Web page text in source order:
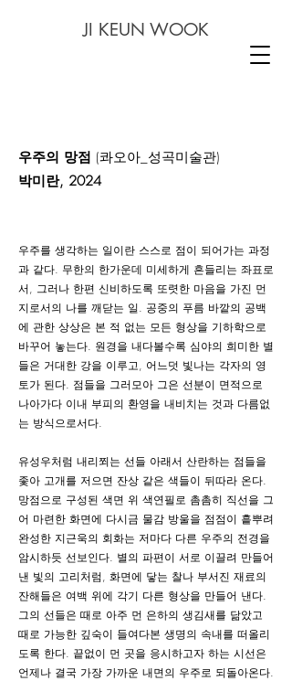
JI KEUN WOOK
우주의 망점 (콰오아_성곡미술관)
박미란, 2024
우주를 생각하는 일이란 스스로 점이 되어가는 과정
과 같다. 무한의 한가운데 미세하게 흔들리는 좌표로
서, 그러나 한편 신비하도록 또렷한 마음을 가진 먼
지로서의 나를 깨닫는 일. 공중의 푸름 바깥의 공백
에 관한 상상은 본 적 없는 모든 형상을 기하학으로
바꾸어 놓는다. 원경을 내다볼수록 심야의 희미한 별
들은 거대한 강을 이루고, 어느덧 빛나는 각자의 영
토가 된다. 점들을 그러모아 그은 선분이 면적으로
나아가다 이내 부피의 환영을 내비치는 것과 다름없
는 방식으로서다.
유성우처럼 내리쬐는 선들 아래서 산란하는 점들을
좇아 고개를 저으면 잔상 같은 색들이 뒤따라 온다.
망점으로 구성된 색면 위 색연필로 촘촘히 직선을 그
어 마련한 화면에 다시금 물감 방울을 점점이 흩뿌려
완성한 지근욱의 회화는 저마다 다른 우주의 전경을
암시하듯 선보인다. 별의 파편이 서로 이끌려 만들어
낸 빛의 고리처럼, 화면에 닿는 찰나 부서진 재료의
잔해들은 여백 위에 각기 다른 형상을 만들어 낸다.
그의 선들은 때로 아주 먼 은하의 생김새를 닮았고
때로 가능한 깊숙이 들여다본 생명의 속내를 떠올리
도록 한다. 끝없이 먼 곳을 응시하고자 하는 시선은
언제나 결국 가장 가까운 내면의 우주로 되돌아온다.